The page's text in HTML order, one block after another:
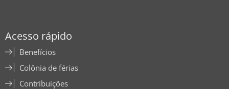
Acesso rápido
Benefícios
Colônia de férias
Contribuições